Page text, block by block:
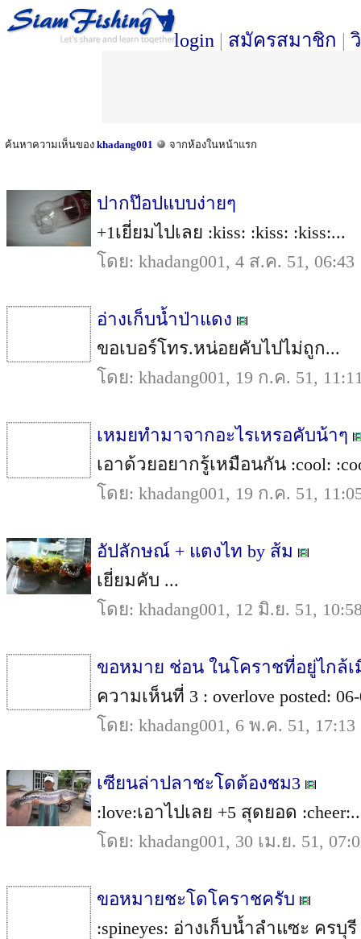
login | สมัครสมาชิก |
ค้นหาความเห็นของ khadang001 จากห้องในหน้าแรก
ปากป๊อปแบบง่ายๆ
+1เยี่ยมไปเลย :kiss: :kiss: :kiss:...
โดย: khadang001, 4 ส.ค. 51, 06:43
อ่างเก็บน้ำป่าแดง
ขอเบอร์โทร.หน่อยคับไปไม่ถูก...
โดย: khadang001, 19 ก.ค. 51,
เหมยทำมาจากอะไรเหรอคับน้าๆ
เอาด้วยอยากรู้เหมือนกัน :cool:
โดย: khadang001, 19 ก.ค. 51,
อัปลักษณ์ + แตงไท by ส้ม
เยี่ยมคับ ...
โดย: khadang001, 12 มิ.ย. 51,
ขอหมาย ช่อน ในโคราชที่อยู่ไกล้เ
ความเห็นที่ 3 : overlove posted:
โดย: khadang001, 6 พ.ค. 51, 17:13
เซียนล่าปลาชะโดต้องชม3
:love:เอาไปเลย +5 สุดยอด
โดย: khadang001, 30 เม.ย. 51,
ขอหมายชะโดโคราชครับ
:spineyes: อ่างเก็บน้ำลำแซะ คร